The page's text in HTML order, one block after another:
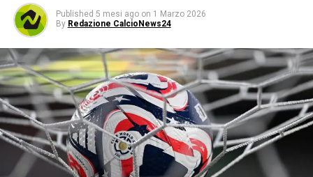
Published 5 mesi ago on 1 Marzo 2026
By Redazione CalcioNews24